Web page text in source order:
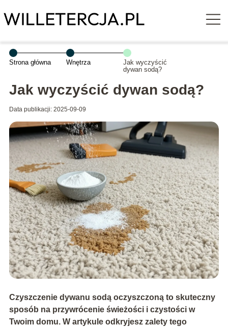
Strona główna Wnętrza
Jak wyczyścić
dywan sodą?
Jak wyczyścić dywan sodą?
Data publikacji: 2025-09-09
Czyszczenie dywanu sodą oczyszczoną to skuteczny
sposób na przywrócenie świeżości i czystości w
Twoim domu. W artykule odkryjesz zalety tego